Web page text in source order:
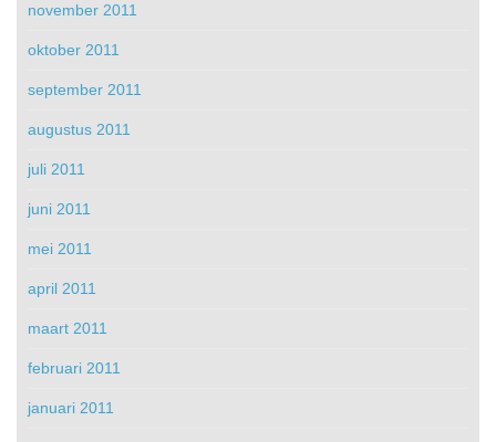
november 2011
oktober 2011
september 2011
augustus 2011
juli 2011
juni 2011
mei 2011
april 2011
maart 2011
februari 2011
januari 2011